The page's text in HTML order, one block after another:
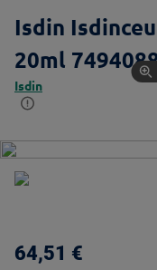
Isdin
20ml
Isdin
64,51 €